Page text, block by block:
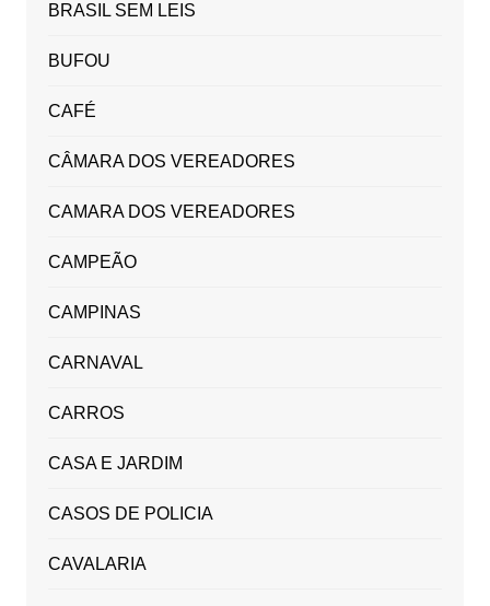
BRASIL SEM LEIS
BUFOU
CAFÉ
CÂMARA DOS VEREADORES
CAMARA DOS VEREADORES
CAMPEÃO
CAMPINAS
CARNAVAL
CARROS
CASA E JARDIM
CASOS DE POLICIA
CAVALARIA